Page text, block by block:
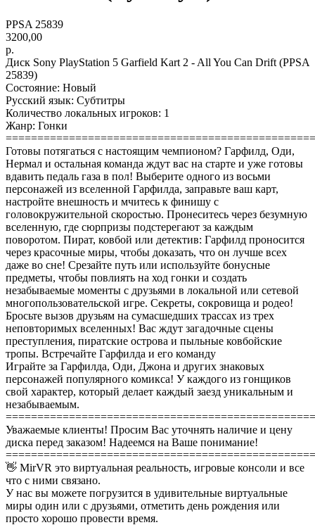
PPSA 25839
3200,00
р.
Диск Sony PlayStation 5 Garfield Kart 2 - All You Can Drift (PPSA
25839)
Состояние: Новый
Русский язык: Субтитры
Количество локальных игроков: 1
Жанр: Гонки
Готовы потягаться с настоящим чемпионом? Гарфилд, Оди,
Нермал и остальная команда ждут вас на старте и уже готовы
вдавить педаль газа в пол! Выберите одного из восьми
персонажей из вселенной Гарфилда, заправьте ваш карт,
настройте внешность и мчитесь к финишу с
головокружительной скоростью. Пронеситесь через безумную
вселенную, где сюрпризы подстерегают за каждым
поворотом. Пират, ковбой или детектив: Гарфилд проносится
через красочные миры, чтобы доказать, что он лучше всех
даже во сне! Срезайте путь или используйте бонусные
предметы, чтобы повлиять на ход гонки и создать
незабываемые моменты с друзьями в локальной или сетевой
многопользовательской игре. Секреты, сокровища и родео!
Бросьте вызов друзьям на сумасшедших трассах из трех
неповторимых вселенных! Вас ждут загадочные сцены
преступления, пиратские острова и пыльные ковбойские
тропы. Встречайте Гарфилда и его команду
Играйте за Гарфилда, Оди, Джона и других знаковых
персонажей популярного комикса! У каждого из гонщиков
свой характер, который делает каждый заезд уникальным и
незабываемым.
Уважаемые клиенты! Просим Вас уточнять наличие и цену
диска перед заказом! Надеемся на Ваше понимание!
👋 MirVR это виртуальная реальность, игровые консоли и все
что с ними связано.
У нас вы можете погрузится в удивительные виртуальные
миры один или с друзьями, отметить день рождения или
просто хорошо провести время.